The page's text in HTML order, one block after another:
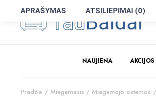
NAUJIENA AKCIJOS
Pradžia Miegamasis Miegamojo sistemos
APRAŠYMAS ATSILIEPIMAI (0)